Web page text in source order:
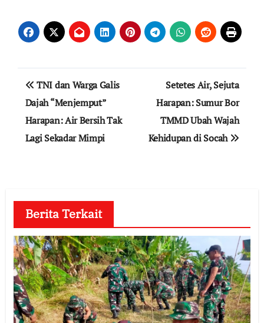
Navigasi
pos
TNI dan Warga Galis
Dajah “Menjemput”
Harapan: Air Bersih Tak
Lagi Sekadar Mimpi
Setetes Air, Sejuta
Harapan: Sumur Bor
TMMD Ubah Wajah
Kehidupan di Socah
Berita Terkait